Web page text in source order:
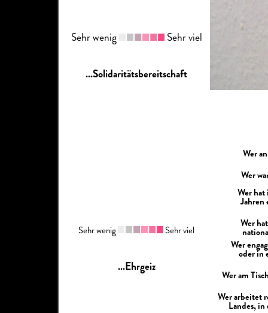
Sehr wenig Sehr viel
...Solidaritätsbereitschaft
Sehr wenig Sehr viel
...Ehrgeiz
Wer
Wer
Wer hat
Jahren
Wer
Wer
oder in
Wer am
Wer arbeitet
Landes,